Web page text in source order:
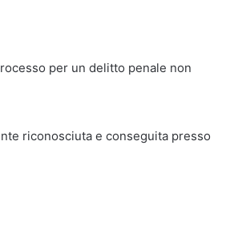
per un delitto penale non
riconosciuta e conseguita presso